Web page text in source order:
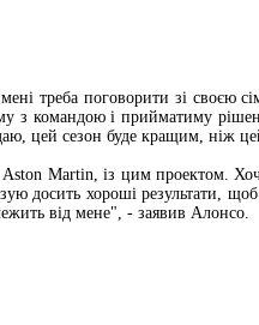
треба поговорити зі своєю
з командою і прийматиму
цей сезон буде кращим, ніж
Martin, із цим проектом.
досить хороші результати,
від мене", - заявив Алонсо.